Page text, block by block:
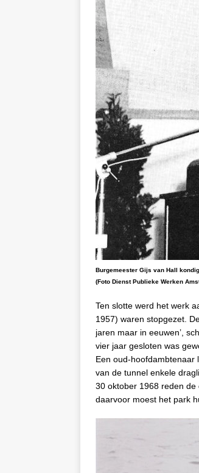
Burgemeester Gijs van Hall
(Foto Dienst Publieke Werken
Ten slotte werd het werk
1957) waren stopgezet.
jaren maar in eeuwen’,
vier jaar gesloten was
Een oud-hoofdambtenaar
van de tunnel enkele
30 oktober 1968 reden de
daarvoor moest het park